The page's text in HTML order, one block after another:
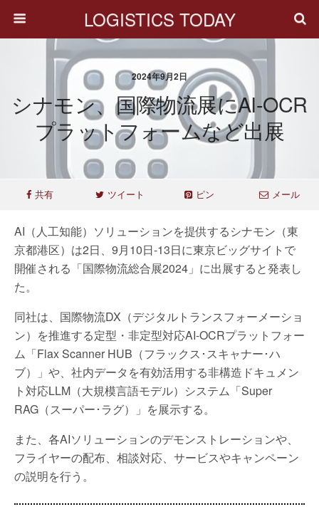
LOGISTICS TODAY
2024年9月2日
シナモン、国際物流展にAI-OCR
プラットフォームなど出展
共有 ツイート ピン メール
AI（人工知能）ソリューションを提供するシナモン（東
京都港区）は2日、9月10日-13日に東京ビッグサイトで
開催される「国際物流総合展2024」に出展すると発表し
た。
同社は、国際物流DX（デジタルトランスフォーメーショ
ン）を推進する定型・非定型対応AI-OCRプラットフォー
ム「Flax Scanner HUB（フラックス･スキャナー･ハ
ブ）」や、社内データを有効活用する非構造ドキュメン
ト対応LLM（大規模言語モデル）システム「Super
RAG（スーパー･ラグ）」を展示する。
また、各AIソリューションのデモンストレーションや、
フライヤーの配布、相談対応、サービスやキャンペーン
の説明を行う。